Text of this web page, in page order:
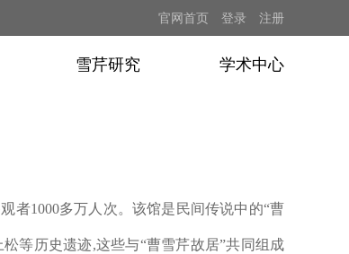
官网首页 登录 注册
雪芹研究 学术中心
者1000多万人次。该馆是民间传说中的“曹
等历史遗迹,这些与“曹雪芹故居”共同组成